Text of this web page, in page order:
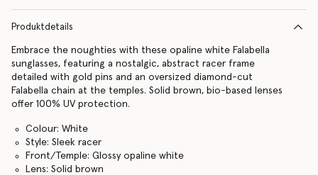
Produktdetails
Embrace the noughties with these opaline white Falabella
sunglasses, featuring a nostalgic, abstract racer frame
detailed with gold pins and an oversized diamond-cut
Falabella chain at the temples. Solid brown, bio-based lenses
offer 100% UV protection.
Colour: White
Style: Sleek racer
Front/Temple: Glossy opaline white
Lens: Solid brown